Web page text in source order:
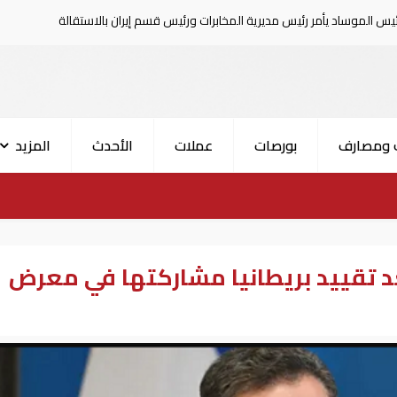
مديرية المخابرات ورئيس قسم إيران بالاستقالة
ومصارف بورصات عملات الأحدث المزيد
تقييد بريطانيا مشاركتها في معرض